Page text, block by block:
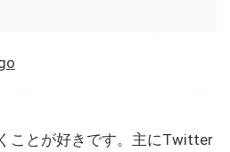
ことが好きです。主にTwitter